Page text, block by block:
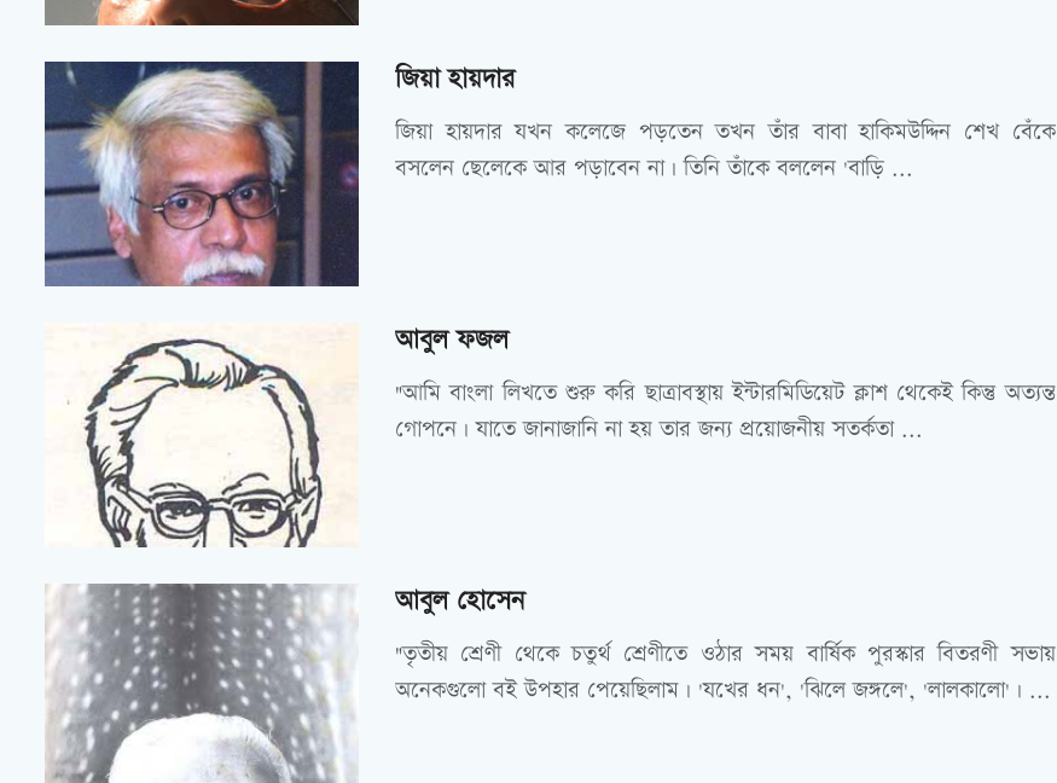
জিয়া হায়দার
জিয়া হায়দার যখন কলেজে পড়তেন তখন তাঁর বাবা হাকিমউদ্দিন শেখ বেঁকে
বসলেন ছেলেকে আর পড়াবেন না। তিনি তাঁকে বললেন 'বাড়ি ...
আবুল ফজল
"আমি বাংলা লিখতে শুরু করি ছাত্রাবস্থায় ইন্টারমিডিয়েট ক্লাশ থেকেই কিন্তু অত্যন্ত
গোপনে। যাতে জানাজানি না হয় তার জন্য প্রয়োজনীয় সতর্কতা ...
আবুল হোসেন
"তৃতীয় শ্রেণী থেকে চতুর্থ শ্রেণীতে ওঠার সময় বার্ষিক পুরস্কার বিতরণী সভায়
অনেকগুলো বই উপহার পেয়েছিলাম। 'যখের ধন', 'ঝিলে জঙ্গলে', 'লালকালো'। ...